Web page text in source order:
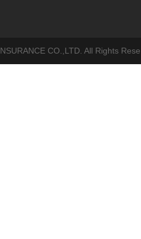
CO.,LTD. All Rights